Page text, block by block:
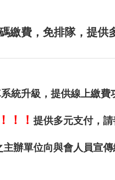
繳費，免排隊，提
統升級，提供線上繳費
！！ 提供多元支付，
辦單位向與會人員宣傳